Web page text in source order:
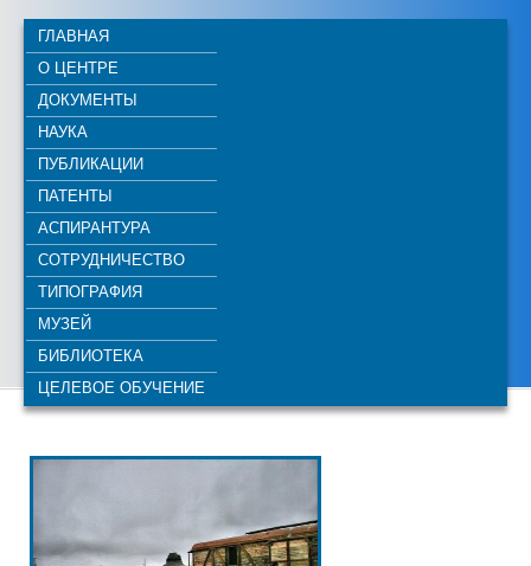
ГЛАВНАЯ
О ЦЕНТРЕ
ДОКУМЕНТЫ
НАУКА
ПУБЛИКАЦИИ
ПАТЕНТЫ
АСПИРАНТУРА
СОТРУДНИЧЕСТВО
ТИПОГРАФИЯ
МУЗЕЙ
БИБЛИОТЕКА
ЦЕЛЕВОЕ ОБУЧЕНИЕ